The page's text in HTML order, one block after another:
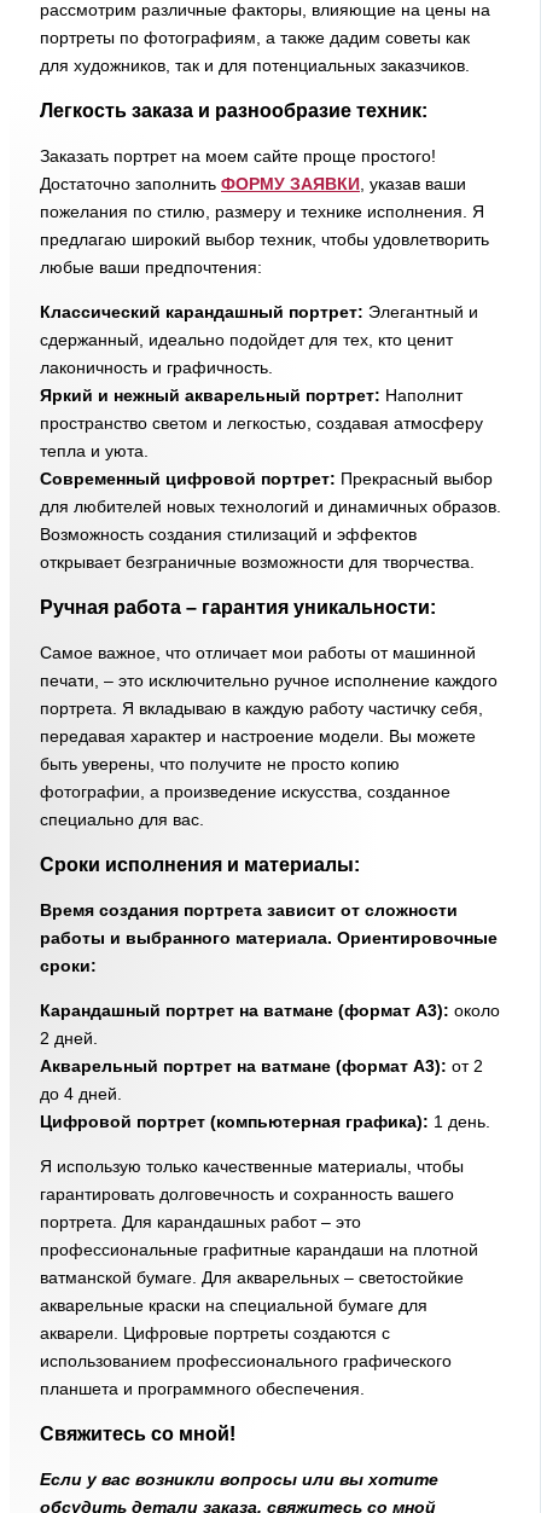
рассмотрим различные факторы, влияющие на цены на
портреты по фотографиям, а также дадим советы как
для художников, так и для потенциальных заказчиков.
Легкость заказа и разнообразие техник:
Заказать портрет на моем сайте проще простого!
Достаточно заполнить ФОРМУ ЗАЯВКИ , указав ваши
пожелания по стилю, размеру и технике исполнения. Я
предлагаю широкий выбор техник, чтобы удовлетворить
любые ваши предпочтения:
Классический карандашный портрет: Элегантный и
сдержанный, идеально подойдет для тех, кто ценит
лаконичность и графичность.
Яркий и нежный акварельный портрет: Наполнит
пространство светом и легкостью, создавая атмосферу
тепла и уюта.
Современный цифровой портрет: Прекрасный выбор
для любителей новых технологий и динамичных образов.
Возможность создания стилизаций и эффектов
открывает безграничные возможности для творчества.
Ручная работа – гарантия уникальности:
Самое важное, что отличает мои работы от машинной
печати, – это исключительно ручное исполнение каждого
портрета. Я вкладываю в каждую работу частичку себя,
передавая характер и настроение модели. Вы можете
быть уверены, что получите не просто копию
фотографии, а произведение искусства, созданное
специально для вас.
Сроки исполнения и материалы:
Время создания портрета зависит от сложности
работы и выбранного материала. Ориентировочные
сроки:
Карандашный портрет на ватмане (формат А3): около
2 дней.
Акварельный портрет на ватмане (формат А3): от 2
до 4 дней.
Цифровой портрет (компьютерная графика): 1 день.
Я использую только качественные материалы, чтобы
гарантировать долговечность и сохранность вашего
портрета. Для карандашных работ – это
профессиональные графитные карандаши на плотной
ватманской бумаге. Для акварельных – светостойкие
акварельные краски на специальной бумаге для
акварели. Цифровые портреты создаются с
использованием профессионального графического
планшета и программного обеспечения.
Свяжитесь со мной!
Если у вас возникли вопросы или вы хотите
обсудить детали заказа, свяжитесь со мной